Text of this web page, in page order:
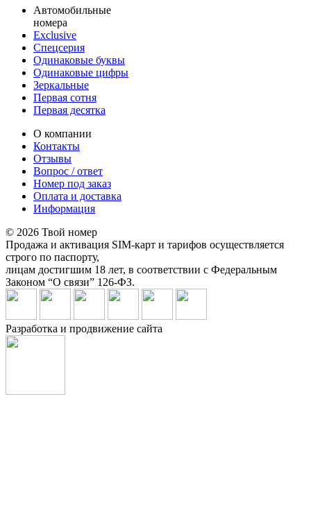
Автомобильные
номера
Exclusive
Спецсерия
Одинаковые буквы
Одинаковые цифры
Зеркальные
Первая сотня
Первая десятка
О компании
Контакты
Отзывы
Вопрос / ответ
Номер под заказ
Оплата и доставка
Информация
© 2026 Твой номер
Продажа и активация SIM-карт и тарифов осуществляется
строго по паспорту,
лицам достигшим 18 лет, в соответствии с Федеральным
Законом “О связи” 126-ФЗ.
Разработка и продвижение сайта